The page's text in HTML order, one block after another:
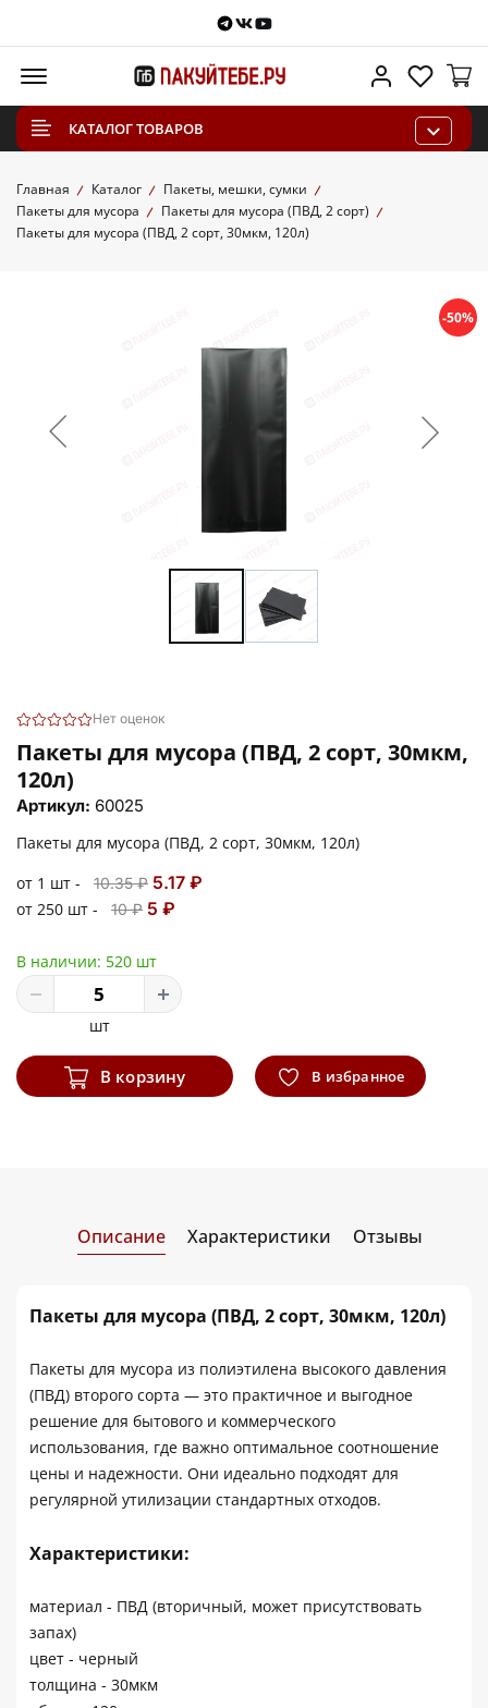
Telegram
VKontakte
Youtube
Личный
КАТАЛОГ ТОВАРОВ
Главная Каталог
Пакеты, мешки, сумки
Пакеты для мусора
Пакеты для мусора (ПВД, 2 сорт)
Пакеты для мусора (ПВД, 2 сорт, 30мкм, 120л)
-50%
Нет оценок
Пакеты для мусора (ПВД, 2 сорт, 30мкм,
120л)
Артикул: 60025
Пакеты для мусора (ПВД, 2 сорт, 30мкм, 120л)
от 1 шт -
10.35 ₽ 5.17 ₽
от 250 шт - 10 ₽ 5 ₽
В наличии: 520 шт
шт
В корзину В избранное
Описание Характеристики Отзывы
Пакеты для мусора (ПВД, 2 сорт, 30мкм, 120л)
Пакеты для мусора из полиэтилена высокого давления
(ПВД) второго сорта — это практичное и выгодное
решение для бытового и коммерческого
использования, где важно оптимальное соотношение
цены и надежности. Они идеально подходят для
регулярной утилизации стандартных отходов.
Характеристики:
материал - ПВД (вторичный, может присутствовать
запах)
цвет - черный
толщина - 30мкм